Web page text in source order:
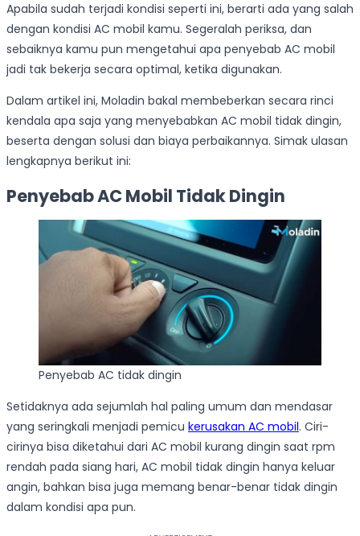
Apabila sudah terjadi kondisi seperti ini, berarti ada yang salah
dengan kondisi AC mobil kamu. Segeralah periksa, dan
sebaiknya kamu pun mengetahui apa penyebab AC mobil
jadi tak bekerja secara optimal, ketika digunakan.
Dalam artikel ini, Moladin bakal membeberkan secara rinci
kendala apa saja yang menyebabkan AC mobil tidak dingin,
beserta dengan solusi dan biaya perbaikannya. Simak ulasan
lengkapnya berikut ini:
Penyebab AC Mobil Tidak Dingin
Penyebab AC tidak dingin
Setidaknya ada sejumlah hal paling umum dan mendasar
yang seringkali menjadi pemicu kerusakan AC mobil. Ciri-
cirinya bisa diketahui dari AC mobil kurang dingin saat rpm
rendah pada siang hari, AC mobil tidak dingin hanya keluar
angin, bahkan bisa juga memang benar-benar tidak dingin
dalam kondisi apa pun.